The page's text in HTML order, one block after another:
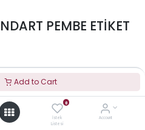
Add to Cart
0
İstek
Listesi
Account
PEMBE ETİKET